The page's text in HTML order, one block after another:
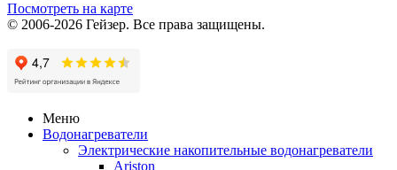
Посмотреть на карте
© 2006-2026 Гейзер. Все права защищены.
Меню
Водонагреватели
Электрические накопительные водонагреватели
Ariston